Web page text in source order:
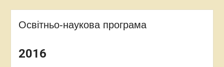
Освітньо-наукова програма
2016